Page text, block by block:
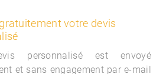
votre devis
personnalisé est envoyé
et sans engagement par e-mail